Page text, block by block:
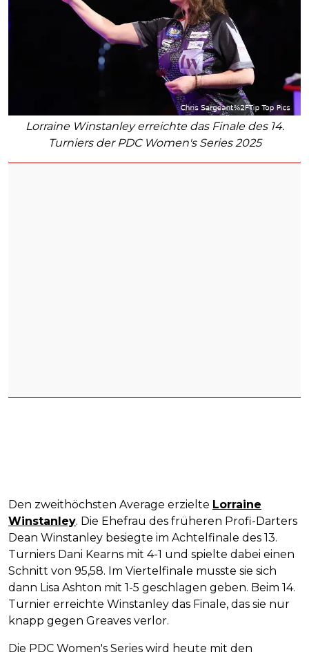
Lorraine Winstanley erreichte das Finale des 14.
Turniers der PDC Women's Series 2025
Den zweithöchsten Average erzielte Lorraine
Winstanley. Die Ehefrau des früheren Profi-Darters
Dean Winstanley besiegte im Achtelfinale des 13.
Turniers Dani Kearns mit 4-1 und spielte dabei einen
Schnitt von 95,58. Im Viertelfinale musste sie sich
dann Lisa Ashton mit 1-5 geschlagen geben. Beim 14.
Turnier erreichte Winstanley das Finale, das sie nur
knapp gegen Greaves verlor.
Die PDC Women's Series wird heute mit den